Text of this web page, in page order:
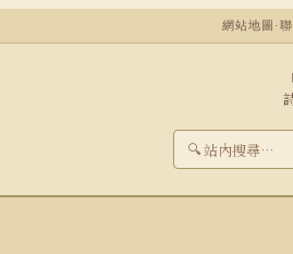
網站地圖 ·
🔍